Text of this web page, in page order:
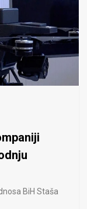
BiH Staša